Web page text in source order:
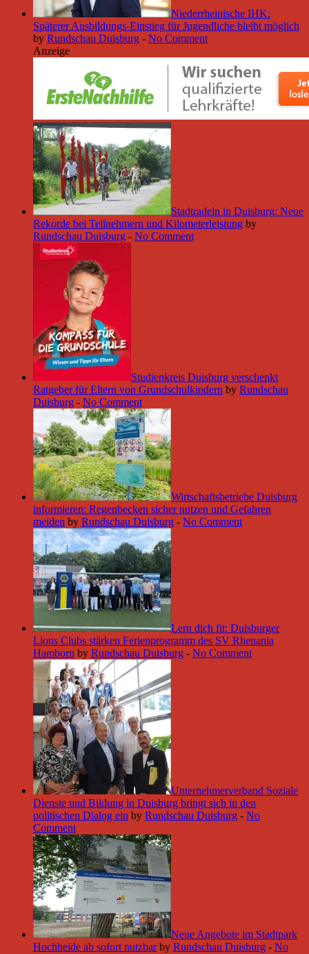
Niederrheinische IHK:
Späterer Ausbildungs-Einstieg für Jugendliche bleibt möglich
by Rundschau Duisburg - No Comment
Anzeige
Stadtradeln in Duisburg: Neue
Rekorde bei Teilnehmern und Kilometerleistung by
Rundschau Duisburg - No Comment
Studienkreis Duisburg verschenkt
Ratgeber für Eltern von Grundschulkindern by Rundschau
Duisburg - No Comment
Wirtschaftsbetriebe Duisburg
informieren: Regenbecken sicher nutzen und Gefahren
meiden by Rundschau Duisburg - No Comment
Lern dich fit: Duisburger
Lions Clubs stärken Ferienprogramm des SV Rhenania
Hamborn by Rundschau Duisburg - No Comment
Unternehmerverband Soziale
Dienste und Bildung in Duisburg bringt sich in den
politischen Dialog ein by Rundschau Duisburg - No
Comment
Neue Angebote im Stadtpark
Hochheide ab sofort nutzbar by Rundschau Duisburg - No